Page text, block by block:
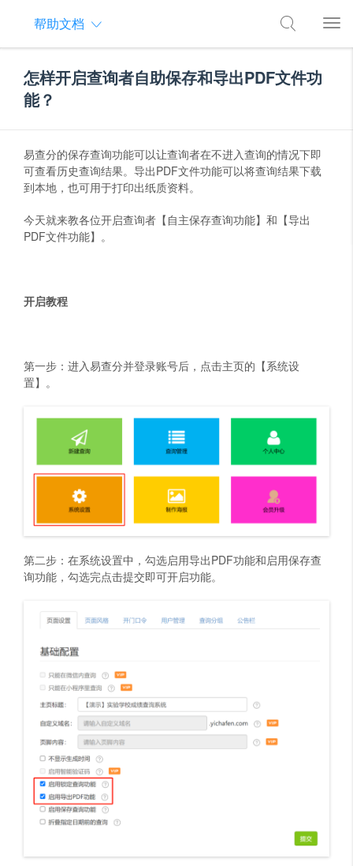
帮助文档
怎样开启查询者自助保存和导出PDF文件功
能？
易查分的保存查询功能可以让查询者在不进入查询的情况下即
可查看历史查询结果。导出PDF文件功能可以将查询结果下载
到本地，也可用于打印出纸质资料。
今天就来教各位开启查询者【自主保存查询功能】和【导出
PDF文件功能】。
开启教程
第一步：进入易查分并登录账号后，点击主页的【系统设
置】。
第二步：在系统设置中，勾选启用导出PDF功能和启用保存查
询功能，勾选完点击提交即可开启功能。